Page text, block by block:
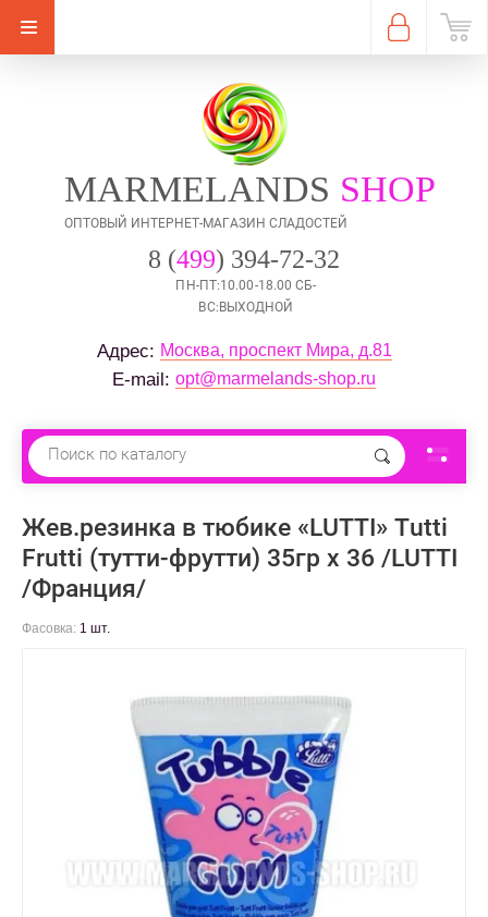
MARMELANDS SHOP
ОПТОВЫЙ ИНТЕРНЕТ-МАГАЗИН СЛАДОСТЕЙ
8 (499) 394-72-32
ПН-ПТ:10.00-18.00 СБ-
ВС:ВЫХОДНОЙ
Адрес: Москва, проспект Мира, д.81
E-mail: opt@marmelands-shop.ru
Жев.резинка в тюбике «LUTTI» Tutti
Frutti (тутти-фрутти) 35гр х 36 /LUTTI
/Франция/
Фасовка: 1 шт.